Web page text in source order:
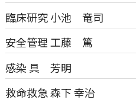
臨床研究小池 竜司
安全管理工藤 篤
感染 具 芳明
救命救急森下 幸治